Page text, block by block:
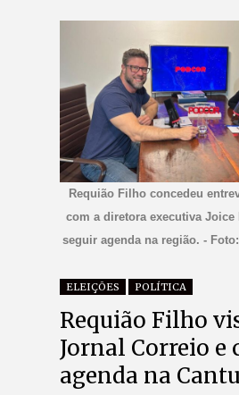
Requião Filho concedeu
com a diretora executiva Joice
seguir agenda na região. -
ELEIÇÕES POLÍTICA
Requião Filho
Jornal Correio e
agenda na Cantu